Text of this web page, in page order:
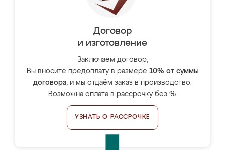
Договор
и изготовление
Заключаем договор,
Вы вносите предоплату в размере 10% от суммы
договора, и мы отдаём заказ в производство.
Возможна оплата в рассрочку без %.
УЗНАТЬ О РАССРОЧКЕ